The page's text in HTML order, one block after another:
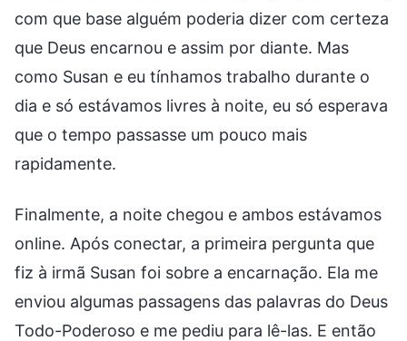
com que base alguém poderia dizer com certeza
que Deus encarnou e assim por diante. Mas
como Susan e eu tínhamos trabalho durante o
dia e só estávamos livres à noite, eu só esperava
que o tempo passasse um pouco mais
rapidamente.
Finalmente, a noite chegou e ambos estávamos
online. Após conectar, a primeira pergunta que
fiz à irmã Susan foi sobre a encarnação. Ela me
enviou algumas passagens das palavras do Deus
Todo-Poderoso e me pediu para lê-las. E então